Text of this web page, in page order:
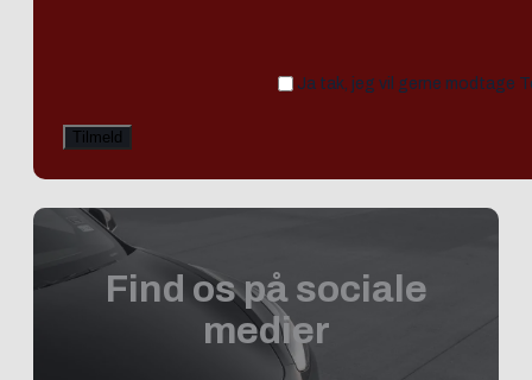
Ja tak, jeg vil gerne modtage
Find os på sociale
medier